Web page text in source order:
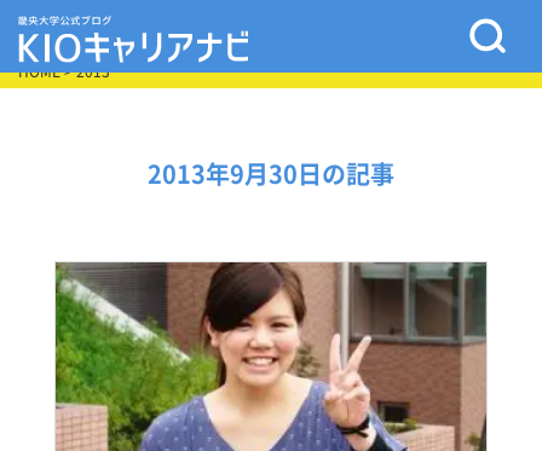
HOME> 2013
2013年9月30日の記事